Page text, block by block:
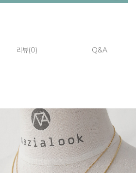
리뷰 0 Q&A